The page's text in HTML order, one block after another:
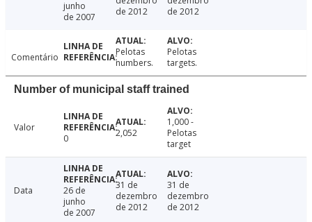
junho
de 2007
de 2012
de 2012
Comentário
Pelotas
numbers.
Pelotas
targets.
Number of municipal staff trained
Valor
0
2,052
1,000 -
Pelotas
target
Data
26 de
junho
de 2007
31 de
dezembro
de 2012
31 de
dezembro
de 2012